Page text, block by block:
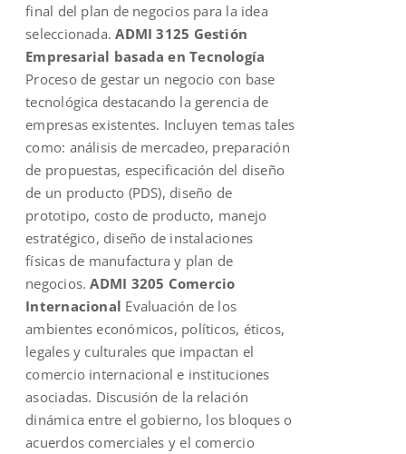
final del plan de negocios para la idea
seleccionada.ADMI 3125 Gestión
Empresarial basada en Tecnología
Proceso de gestar un negocio con base
tecnológica destacando la gerencia de
empresas existentes. Incluyen temas tales
como: análisis de mercadeo, preparación
de propuestas, especificación del diseño
de un producto (PDS), diseño de
prototipo, costo de producto, manejo
estratégico, diseño de instalaciones
físicas de manufactura y plan de
negocios.ADMI 3205 Comercio
Internacional Evaluación de los
ambientes económicos, políticos, éticos,
legales y culturales que impactan el
comercio internacional e instituciones
asociadas. Discusión de la relación
dinámica entre el gobierno, los bloques o
acuerdos comerciales y el comercio